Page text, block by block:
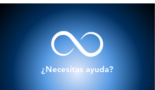
¿Necesitas ayuda?